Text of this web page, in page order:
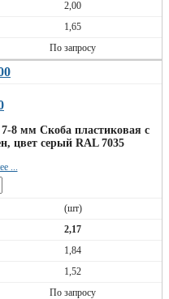
2,00
1,65
По запросу
8 мм Скоба пластиковая с
цвет серый RAL 7035
...
(шт)
2,17
1,84
1,52
По запросу